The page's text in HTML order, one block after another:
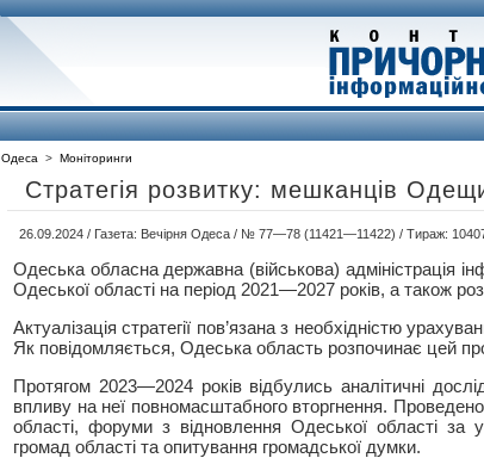
Одеса > Моніторинги
Стратегія розвитку: мешканців
26.09.2024 / Газета: Вечірня Одеса / № 77—78 (11421—11422) / Тираж:
Одеська обласна державна (військова) адміністрація
Одеської області на період 2021—2027 років, а також
Актуалізація стратегії пов’язана з необхідністю
Як повідомляється, Одеська область розпочинає цей
Протягом 2023—2024 років відбулись аналітичні
впливу на неї повномасштабного вторгнення.
області, форуми з відновлення Одеської області за
громад області та опитування громадської думки.